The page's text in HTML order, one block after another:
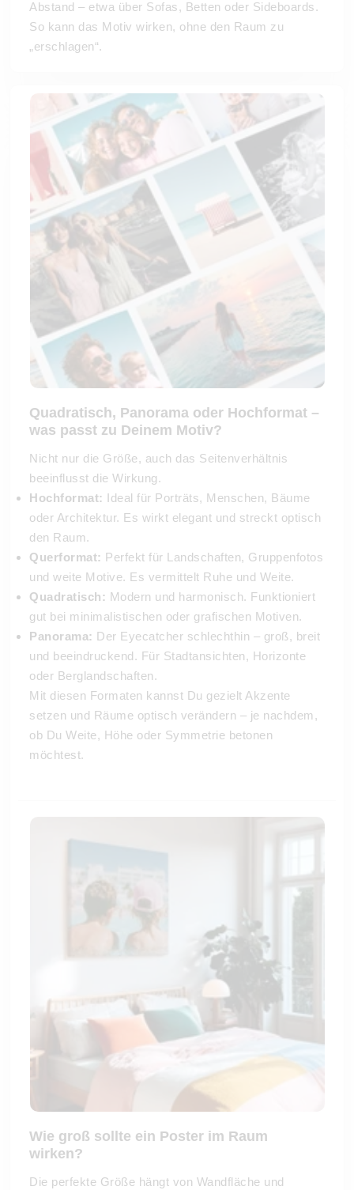
Abstand – etwa über Sofas, Betten oder Sideboards.
So kann das Motiv wirken, ohne den Raum zu
„erschlagen“.
Quadratisch, Panorama oder Hochformat –
was passt zu Deinem Motiv?
Nicht nur die Größe, auch das Seitenverhältnis
beeinflusst die Wirkung.
Hochformat: Ideal für Porträts, Menschen, Bäume
oder Architektur. Es wirkt elegant und streckt optisch
den Raum.
Querformat: Perfekt für Landschaften, Gruppenfotos
und weite Motive. Es vermittelt Ruhe und Weite.
Quadratisch: Modern und harmonisch. Funktioniert
gut bei minimalistischen oder grafischen Motiven.
Panorama: Der Eyecatcher schlechthin – groß, breit
und beeindruckend. Für Stadtansichten, Horizonte
oder Berglandschaften.
Mit diesen Formaten kannst Du gezielt Akzente
setzen und Räume optisch verändern – je nachdem,
ob Du Weite, Höhe oder Symmetrie betonen
möchtest.
Wie groß sollte ein Poster im Raum
wirken?
Die perfekte Größe hängt von Wandfläche und